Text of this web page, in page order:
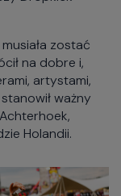
zostać
na dobre i,
artystami,
ważny
Holandii.